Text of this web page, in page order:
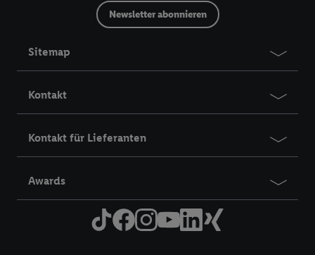
Newsletter abonnieren
Sitemap
Kontakt
Kontakt für Lieferanten
Awards